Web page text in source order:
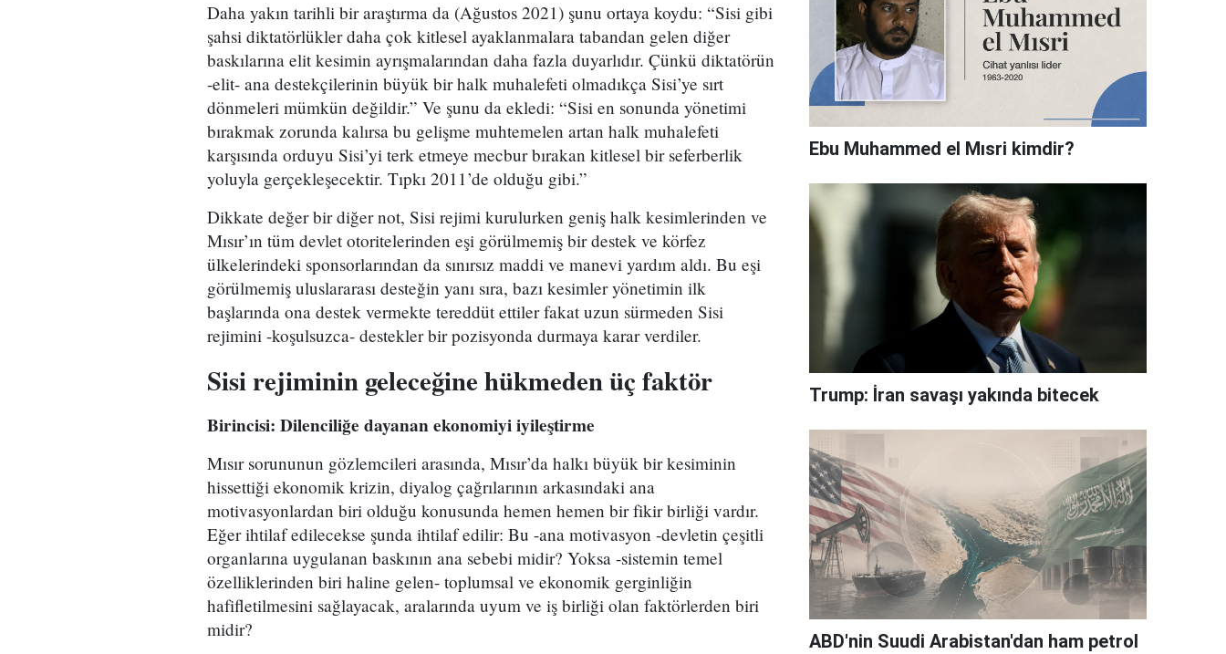
Daha yakın tarihli bir araştırma da (Ağustos 2021) şunu ortaya koydu: “Sisi gibi
şahsi diktatörlükler daha çok kitlesel ayaklanmalara tabandan gelen diğer
baskılarına elit kesimin ayrışmalarından daha fazla duyarlıdır. Çünkü diktatörün
-elit- ana destekçilerinin büyük bir halk muhalefeti olmadıkça Sisi’ye sırt
dönmeleri mümkün değildir.” Ve şunu da ekledi: “Sisi en sonunda yönetimi
bırakmak zorunda kalırsa bu gelişme muhtemelen artan halk muhalefeti
karşısında orduyu Sisi’yi terk etmeye mecbur bırakan kitlesel bir seferberlik
yoluyla gerçekleşecektir. Tıpkı 2011’de olduğu gibi.”
Dikkate değer bir diğer not, Sisi rejimi kurulurken geniş halk kesimlerinden ve
Mısır’ın tüm devlet otoritelerinden eşi görülmemiş bir destek ve körfez
ülkelerindeki sponsorlarından da sınırsız maddi ve manevi yardım aldı. Bu eşi
görülmemiş uluslararası desteğin yanı sıra, bazı kesimler yönetimin ilk
başlarında ona destek vermekte tereddüt ettiler fakat uzun sürmeden Sisi
rejimini -koşulsuzca- destekler bir pozisyonda durmaya karar verdiler.
Sisi rejiminin geleceğine hükmeden üç faktör
Birincisi: Dilenciliğe dayanan ekonomiyi iyileştirme
Mısır sorununun gözlemcileri arasında, Mısır’da halkı büyük bir kesiminin
hissettiği ekonomik krizin, diyalog çağrılarının arkasındaki ana
motivasyonlardan biri olduğu konusunda hemen hemen bir fikir birliği vardır.
Eğer ihtilaf edilecekse şunda ihtilaf edilir: Bu -ana motivasyon -devletin çeşitli
organlarına uygulanan baskının ana sebebi midir? Yoksa -sistemin temel
özelliklerinden biri haline gelen- toplumsal ve ekonomik gerginliğin
hafifletilmesini sağlayacak, aralarında uyum ve iş birliği olan faktörlerden biri
midir?
Ebu Muhammed el Mısri kimdir?
Trump: İran savaşı yakında bitecek
ABD'nin Suudi Arabistan'dan ham petrol